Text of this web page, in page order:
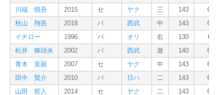
川端 慎吾
2015 セ ヤク 三 143
632
秋山 翔吾
2018 パ 西武 中 143
685
イチロー
1996 パ オリ 右 130
611
松井 稼頭央
2002 パ 西武 遊 140
651
青木 宣親
2007 セ ヤク 中 143
652
田中 賢介
2010 パ 日ハ 二 143
662
山田 哲人
2014 セ ヤク 二 143
685